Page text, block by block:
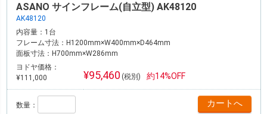
ASANO サインフレーム(自立型) AK48120
AK48120
内容量： 1台
フレーム寸法： H1200mm×W400mm×D464mm
面板寸法： H700mm×W286mm
ヨドヤ価格：
¥111,000
¥95,460 (税別) 約14%OFF
数量：